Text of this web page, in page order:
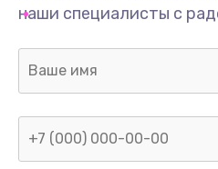
наши специалисты с